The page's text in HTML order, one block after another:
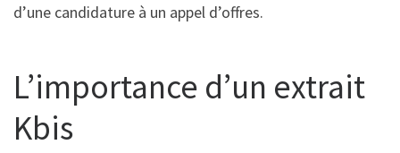
d’une candidature à un appel d’offres.
L’importance d’un extrait
Kbis